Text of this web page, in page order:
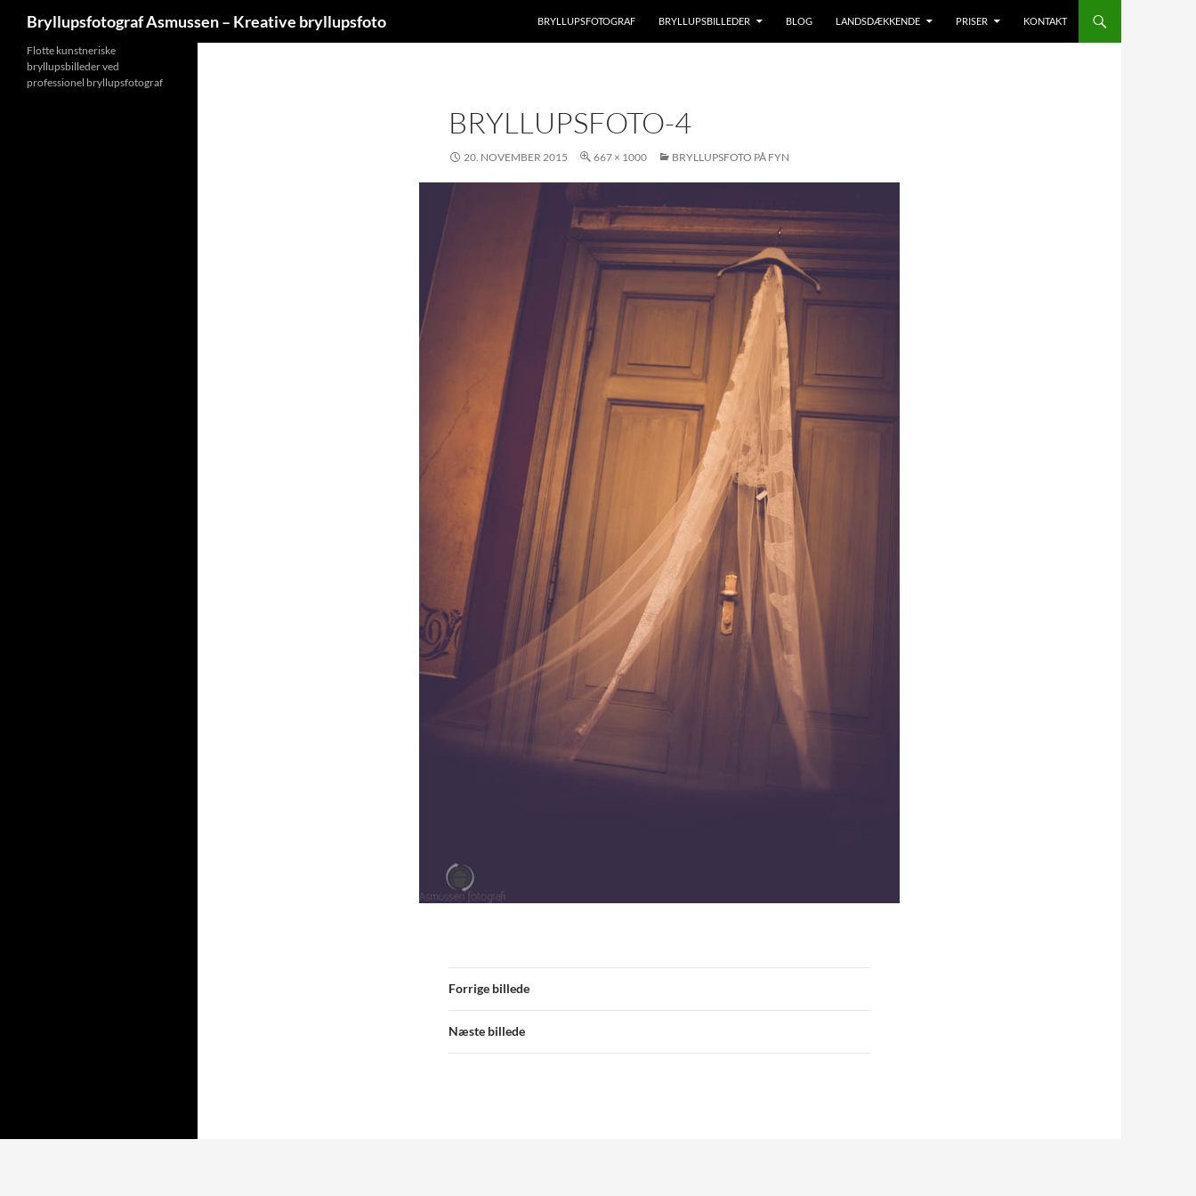
Bryllupsfotograf Asmussen – Kreative bryllupsfoto BRYLLUPSFOTOGRAF BRYLLUPSBILLEDER BLOG LANDSDÆKKENDE PRISER KONTAKT
BRYLLUPSFOTO-4
20. NOVEMBER 2015 667 × 1000 BRYLLUPSFOTO PÅ FYN
Forrige billede
Næste billede
Flotte kunstneriske
bryllupsbilleder ved
professionel bryllupsfotograf